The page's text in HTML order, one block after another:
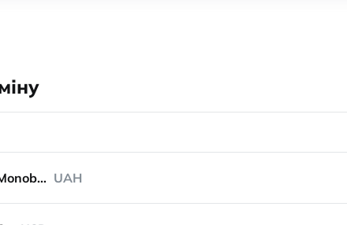
Monobank UAH